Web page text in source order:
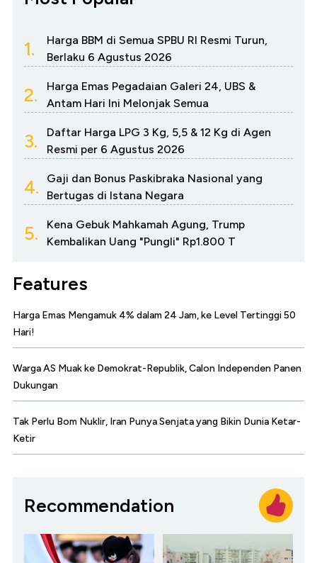
1.
Harga BBM di Semua SPBU RI Resmi Turun,
Berlaku 6 Agustus 2026
2.
Harga Emas Pegadaian Galeri 24, UBS &
Antam Hari Ini Melonjak Semua
3.
Daftar Harga LPG 3 Kg, 5,5 & 12 Kg di Agen
Resmi per 6 Agustus 2026
4.
Gaji dan Bonus Paskibraka Nasional yang
Bertugas di Istana Negara
5.
Kena Gebuk Mahkamah Agung, Trump
Kembalikan Uang "Pungli" Rp1.800 T
Features
Harga Emas Mengamuk 4% dalam 24 Jam, ke Level Tertinggi 50
Hari!
Warga AS Muak ke Demokrat-Republik, Calon Independen Panen
Dukungan
Tak Perlu Bom Nuklir, Iran Punya Senjata yang Bikin Dunia Ketar-
Ketir
Recommendation